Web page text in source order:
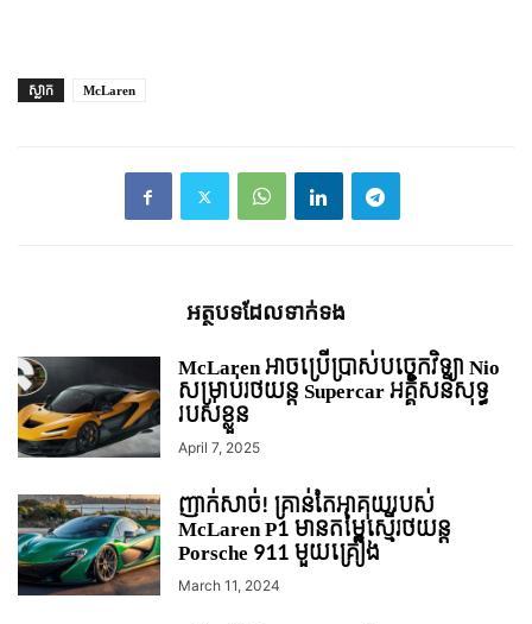
ស្លាក McLaren
អត្ថបទ​ដែល​ទាក់ទង
McLaren អាចប្រើប្រាស់បច្ចេកវិទ្យា Nio
សម្រាប់រថយន្ត Supercar អគ្គិសនីសុទ្ធ
របស់ខ្លួន
April 7, 2025
ញាក់សាច់! គ្រាន់តែអាគុយរបស់
McLaren P1 មានតម្លៃស្មើរថយន្ត
Porsche 911 មួយគ្រឿង
March 11, 2024